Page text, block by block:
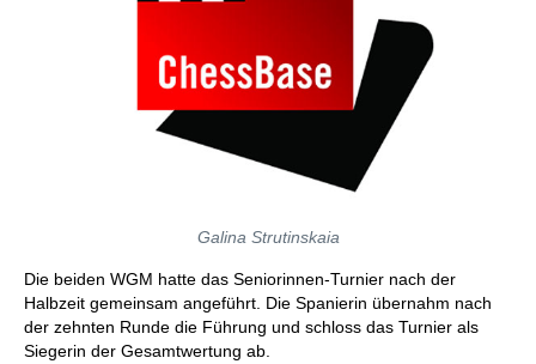
Galina Strutinskaia
Die beiden WGM hatte das Seniorinnen-Turnier nach der
Halbzeit gemeinsam angeführt. Die Spanierin übernahm nach
der zehnten Runde die Führung und schloss das Turnier als
Siegerin der Gesamtwertung ab.